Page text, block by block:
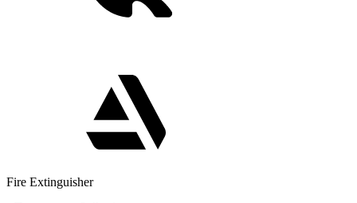
Fire Extinguisher